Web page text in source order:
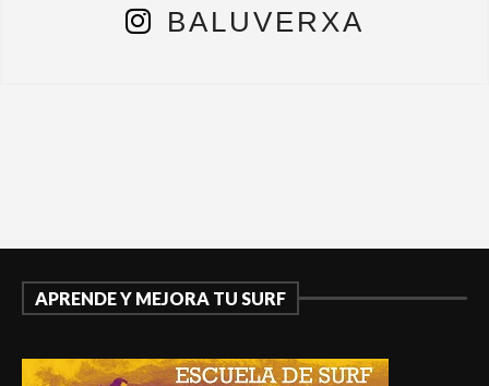
BALUVERXA
APRENDE Y MEJORA TU SURF